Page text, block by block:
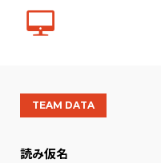
TEAM DATA
読み仮名